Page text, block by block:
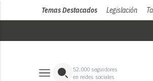
Temas Destacados Legislación
52,000 seguidores
en redes sociales